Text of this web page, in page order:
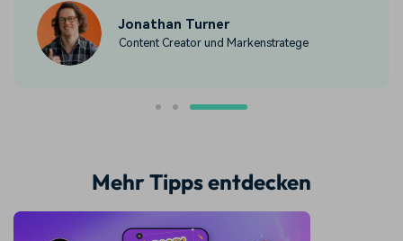
Jonathan Turner
Content Creator und Markenstratege
Mehr Tipps entdecken